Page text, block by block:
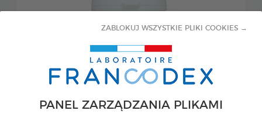
PANEL ZARZĄDZANIA PLIKAMI
ZABLOKUJ WSZYSTKIE PLIKI COOKIES →